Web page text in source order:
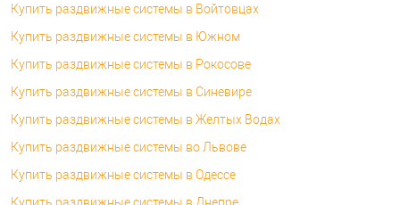
Купить раздвижные системы в Войтовцах
Купить раздвижные системы в Южном
Купить раздвижные системы в Рокосове
Купить раздвижные системы в Синевире
Купить раздвижные системы в Желтых Водах
Купить раздвижные системы во Львове
Купить раздвижные системы в Одессе